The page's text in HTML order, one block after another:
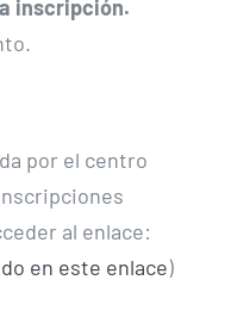
inscripción.
por el centro
al enlace:
en este enlace)